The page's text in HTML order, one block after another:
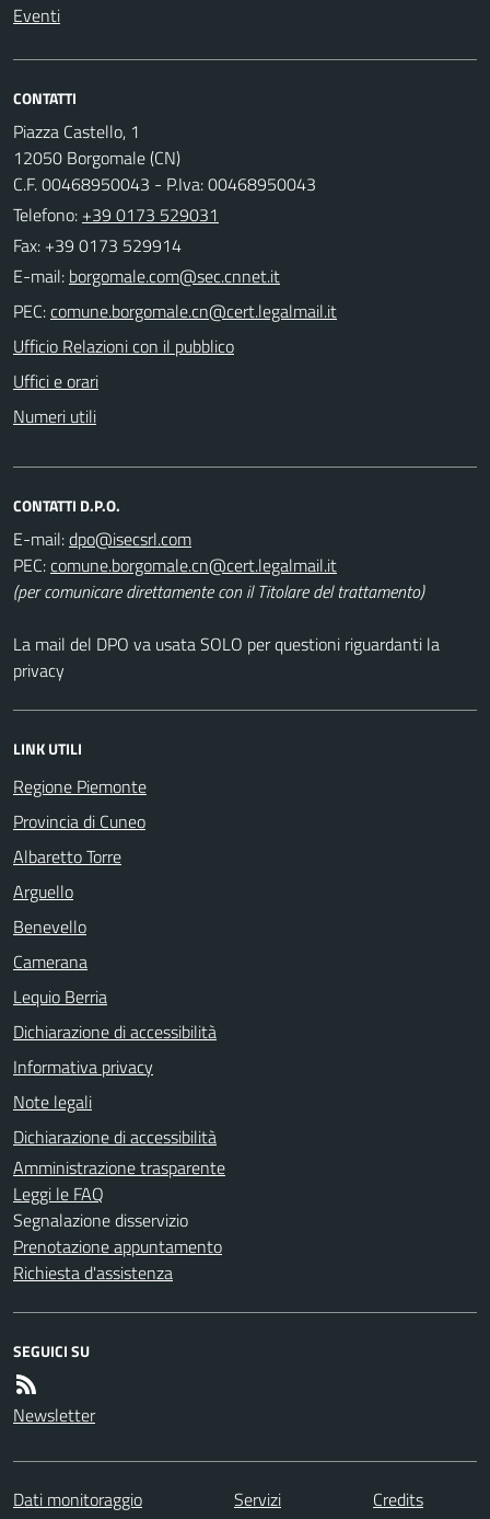
Eventi
CONTATTI
Piazza Castello, 1
12050 Borgomale (CN)
C.F. 00468950043 - P.Iva: 00468950043
Telefono: +39 0173 529031
Fax: +39 0173 529914
E-mail:
PEC:
Ufficio Relazioni con il pubblico
Uffici e orari
Numeri utili
CONTATTI D.P.O.
E-mail:
PEC:
(per comunicare direttamente con il Titolare del trattamento)
La mail del DPO va usata SOLO per questioni riguardanti la
privacy
LINK UTILI
Regione Piemonte
Provincia di Cuneo
Albaretto Torre
Arguello
Benevello
Camerana
Lequio Berria
Dichiarazione di accessibilità
Informativa privacy
Note legali
Dichiarazione di accessibilità
Amministrazione trasparente
Leggi le FAQ
Segnalazione disservizio
Prenotazione appuntamento
Richiesta d'assistenza
SEGUICI SU
Newsletter
Dati monitoraggio Servizi
Credits